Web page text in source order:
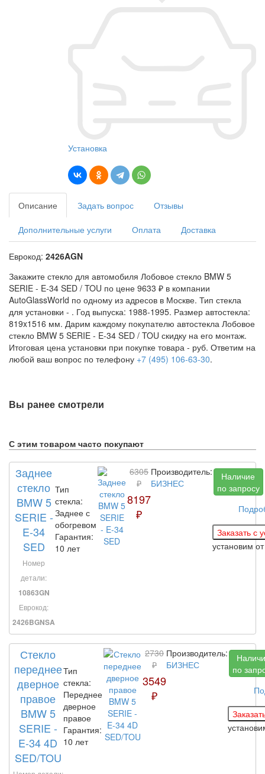
Установка
Описание Задать вопрос Отзывы
Дополнительные услуги Оплата Доставка
Еврокод: 2426AGN
Закажите стекло для автомобиля Лобовое стекло BMW 5
SERIE - E-34 SED / TOU по цене 9633 ₽ в компании
AutoGlassWorld по одному из адресов в Москве. Тип стекла
для установки - . Год выпуска: 1988-1995. Размер автостекла:
819x1516 мм. Дарим каждому покупателю автостекла Лобовое
стекло BMW 5 SERIE - E-34 SED / TOU скидку на его монтаж.
Итоговая цена установки при покупке товара - руб. Ответим на
любой ваш вопрос по телефону +7 (495) 106-63-30.
Вы ранее смотрели
С этим товаром часто покупают
Заднее
стекло
BMW 5
SERIE -
E-34
SED
Номер
детали:
10863GN
Еврокод:
2426BGNSA
Тип
стекла:
Заднее с
обогревом
Гарантия:
10 лет
6305
₽
8197
₽
Производитель:
БИЗНЕС
Наличие
по запросу
установим
Стекло
переднее
дверное
правое
BMW 5
SERIE -
E-34 4D
SED/TOU
Тип
стекла:
Переднее
дверное
правое
Гарантия:
10 лет
2730
₽
3549
₽
Производитель:
БИЗНЕС
по